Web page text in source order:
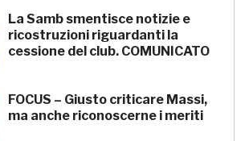
La Samb smentisce notizie e
ricostruzioni riguardanti la
cessione del club. COMUNICATO
FOCUS – Giusto criticare Massi,
ma anche riconoscerne i meriti